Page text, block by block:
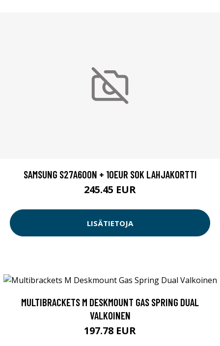
SAMSUNG S27A600N + 10EUR SOK LAHJAKORTTI
245.45 EUR
LISÄTIETOJA
MULTIBRACKETS M DESKMOUNT GAS SPRING DUAL
VALKOINEN
197.78 EUR